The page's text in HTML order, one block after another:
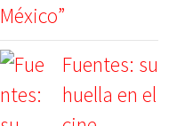
México”
Fuentes: su
huella en el